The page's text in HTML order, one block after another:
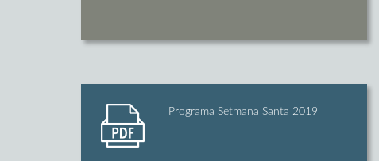
Programa Setmana Santa 2019